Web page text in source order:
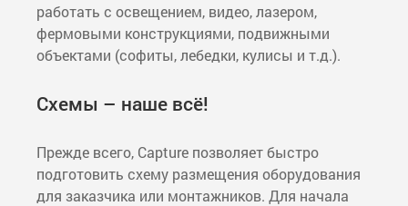
работать c освещением, видео, лазером,
фермовыми конструкциями, подвижными
объектами (софиты, лебедки, кулисы и т.д.).
Схемы – наше всё!
Прежде всего, Capture позволяет быстро
подготовить схему размещения оборудования
для заказчика или монтажников. Для начала